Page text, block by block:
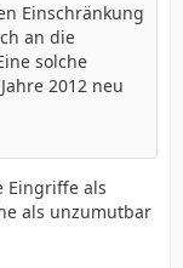
Einschränkung
an die
solche
2012 neu
Eingriffe als
als unzumutbar